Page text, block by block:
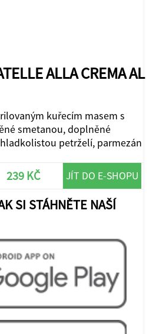
ALLA CREMA AL
kuřecím masem s
smetanou, doplněné
petrželí, parmezán
239 KČ JÍT DO E-SHOPU
SI STÁHNĚTE NAŠÍ